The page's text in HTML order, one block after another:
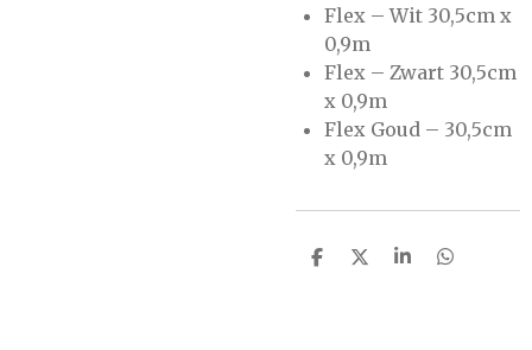
Flex – Wit 30,5cm x
0,9m
Flex – Zwart 30,5cm
x 0,9m
Flex Goud – 30,5cm
x 0,9m
D
D
S
D